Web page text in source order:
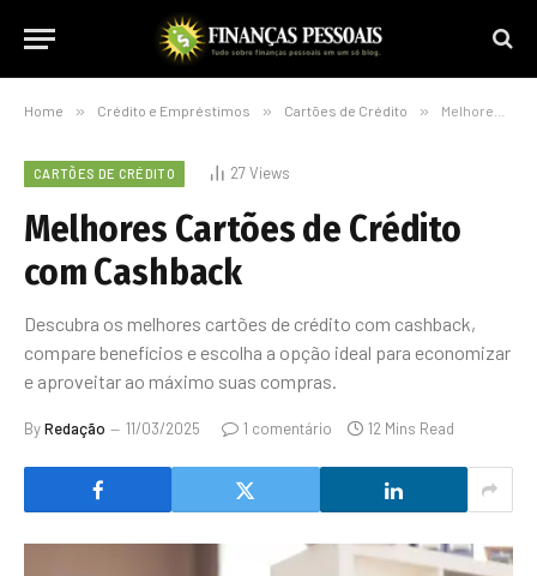
Home » Crédito e Empréstimos » Cartões de Crédito » Melhores Cartões de Crédito com Cashback
CARTÕES DE CRÉDITO 27Views
Melhores Cartões de Crédito
com Cashback
Descubra os melhores cartões de crédito com cashback,
compare benefícios e escolha a opção ideal para economizar
e aproveitar ao máximo suas compras.
ByRedação 11/03/2025 1 comentário 12 Mins Read